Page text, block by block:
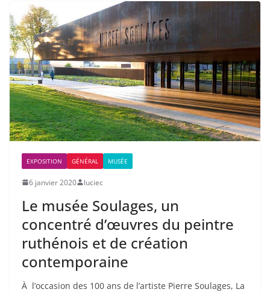
EXPOSITION GÉNÉRAL MUSÉE
6 janvier 2020 luciec
Le musée Soulages, un
concentré d’œuvres du peintre
ruthénois et de création
contemporaine
À l’occasion des 100 ans de l’artiste Pierre Soulages, La